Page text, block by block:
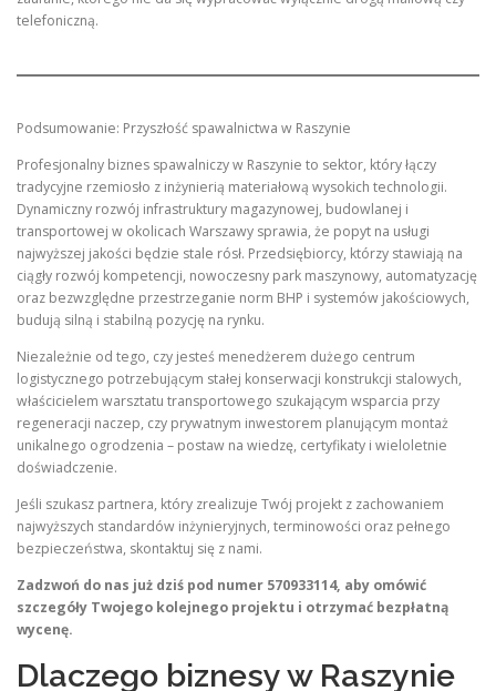
telefoniczną.
Podsumowanie: Przyszłość spawalnictwa w Raszynie
Profesjonalny biznes spawalniczy w Raszynie to sektor, który łączy
tradycyjne rzemiosło z inżynierią materiałową wysokich technologii.
Dynamiczny rozwój infrastruktury magazynowej, budowlanej i
transportowej w okolicach Warszawy sprawia, że popyt na usługi
najwyższej jakości będzie stale rósł. Przedsiębiorcy, którzy stawiają na
ciągły rozwój kompetencji, nowoczesny park maszynowy, automatyzację
oraz bezwzględne przestrzeganie norm BHP i systemów jakościowych,
budują silną i stabilną pozycję na rynku.
Niezależnie od tego, czy jesteś menedżerem dużego centrum
logistycznego potrzebującym stałej konserwacji konstrukcji stalowych,
właścicielem warsztatu transportowego szukającym wsparcia przy
regeneracji naczep, czy prywatnym inwestorem planującym montaż
unikalnego ogrodzenia – postaw na wiedzę, certyfikaty i wieloletnie
doświadczenie.
Jeśli szukasz partnera, który zrealizuje Twój projekt z zachowaniem
najwyższych standardów inżynieryjnych, terminowości oraz pełnego
bezpieczeństwa, skontaktuj się z nami.
Zadzwoń do nas już dziś pod numer 570933114, aby omówić
szczegóły Twojego kolejnego projektu i otrzymać bezpłatną
wycenę.
Dlaczego biznesy w Raszynie